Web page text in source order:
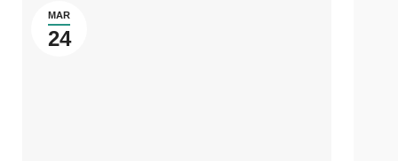
MAR
24